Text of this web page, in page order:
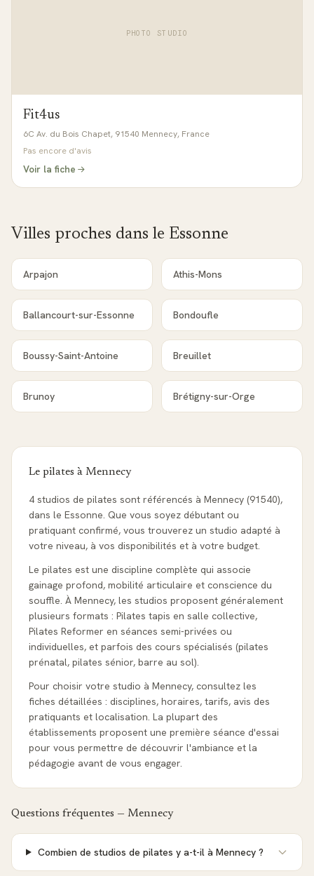
PHOTO STUDIO
Fit4us
6C Av. du Bois Chapet, 91540 Mennecy, France
Pas encore d'avis
Voir la fiche
Villes proches dans le Essonne
Arpajon Athis-Mons
Ballancourt-sur-Essonne Bondoufle
Boussy-Saint-Antoine Breuillet
Brunoy Brétigny-sur-Orge
Le pilates à Mennecy
4 studios de pilates sont référencés à Mennecy (91540),
dans le Essonne. Que vous soyez débutant ou
pratiquant confirmé, vous trouverez un studio adapté à
votre niveau, à vos disponibilités et à votre budget.
Le pilates est une discipline complète qui associe
gainage profond, mobilité articulaire et conscience du
souffle. À Mennecy, les studios proposent généralement
plusieurs formats : Pilates tapis en salle collective,
Pilates Reformer en séances semi-privées ou
individuelles, et parfois des cours spécialisés (pilates
prénatal, pilates sénior, barre au sol).
Pour choisir votre studio à Mennecy, consultez les
fiches détaillées : disciplines, horaires, tarifs, avis des
pratiquants et localisation. La plupart des
établissements proposent une première séance d'essai
pour vous permettre de découvrir l'ambiance et la
pédagogie avant de vous engager.
Questions fréquentes — Mennecy
Combien de studios de pilates y a-t-il à Mennecy ?